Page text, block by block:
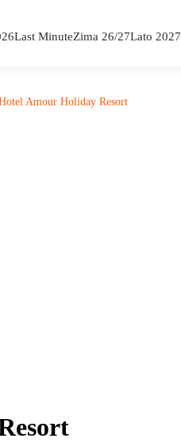
Last MinuteZima 26/27Lato 2027
Amour Holiday Resort